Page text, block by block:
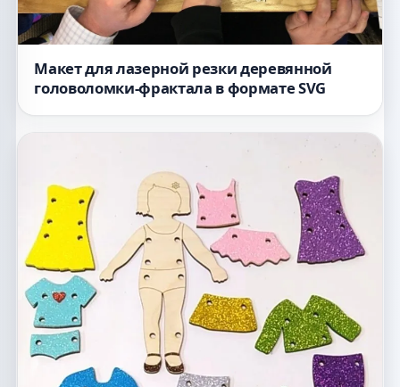
Макет для лазерной резки деревянной
головоломки-фрактала в формате SVG